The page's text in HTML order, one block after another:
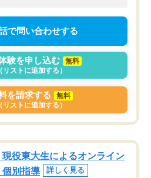
で問い合わせする
験を申し込む
無料
（リストに追加する）
を請求する
無料
（リストに追加する）
役東大生によるオンライン
別指導
詳しく見る